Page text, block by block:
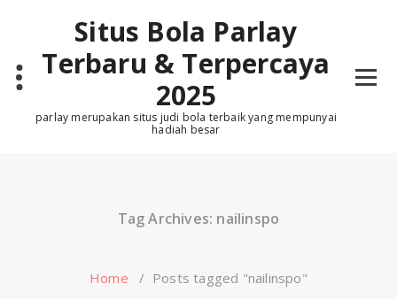
Situs Bola Parlay
Terbaru & Terpercaya
2025
parlay merupakan situs judi bola terbaik yang mempunyai
hadiah besar
Tag Archives: nailinspo
Home / Posts tagged "nailinspo"